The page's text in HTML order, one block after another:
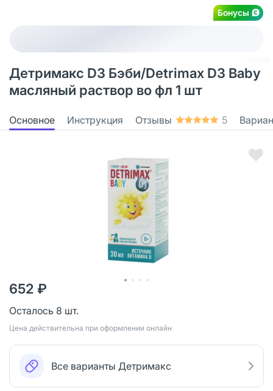
Бонусы
Детримакс D3 Бэби/Detrimax D3 Baby
масляный раствор во фл 1 шт
Основное Инструкция Отзывы 5
652 ₽
Осталось 8 шт.
Цена действительна при оформлении онлайн
Все варианты Детримакс